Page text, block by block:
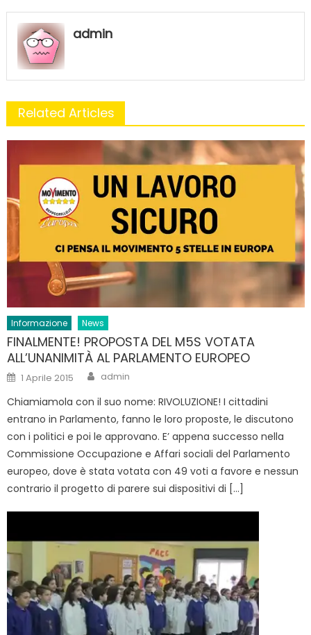
admin
Related Articles
Informazione News
FINALMENTE! PROPOSTA DEL M5S VOTATA
ALL’UNANIMITÀ AL PARLAMENTO EUROPEO
Posted
on
1 Aprile 2015 Author
admin
Chiamiamola con il suo nome: RIVOLUZIONE! I cittadini
entrano in Parlamento, fanno le loro proposte, le discutono
con i politici e poi le approvano. E’ appena successo nella
Commissione Occupazione e Affari sociali del Parlamento
europeo, dove è stata votata con 49 voti a favore e nessun
contrario il progetto di parere sui dispositivi di […]